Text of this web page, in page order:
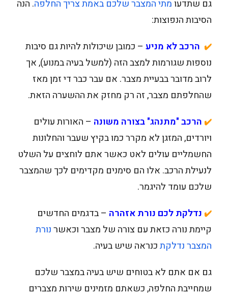
גם שתדעומתי המצבר שלכם באמת צריך החלפה. הנה
הסיבות הנפוצות:
✔️ הרכב לא מניע – כמובן שיכולות להיות גם סיבות
נוספות שגורמות למצב הזה (למשל בעיה במנוע), אך
לרוב מדובר בבעיית מצבר. אם עבר כבר די זמן מאז
שהחלפתם מצבר, זה רק מחזק את ההשערה הזאת.
✔️ הרכב "מתנהג" בצורה משונה – האורות עולים
ויורדים, המזגן לא מקרר כמו בקיץ שעבר והחלונות
החשמליים עולים לאט כאשר אתם לוחצים על השלט
לנעילת הרכב. אלו הם סימנים מקדימים לכך שהמצבר
שלכם עומד להיגמר.
✔️ נדלקת לכם נורת אזהרה – בדגמים החדשים
קיימת נורה כזאת עם צורה של מצבר וכאשרנורת
המצבר נדלקתכנראה שיש בעיה.
גם אם אתם לא בטוחים שיש בעיה במצבר שלכם
שמחייבת החלפה, כשאתם מזמינים שירות מצברים